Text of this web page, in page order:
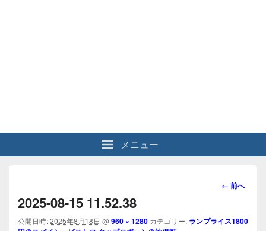
メニュー
画
ビ
← 前へ
2025-08-15 11.52.38
公開日時:2025年8月18日 @960 × 1280 カテゴリー: ランプライス1800